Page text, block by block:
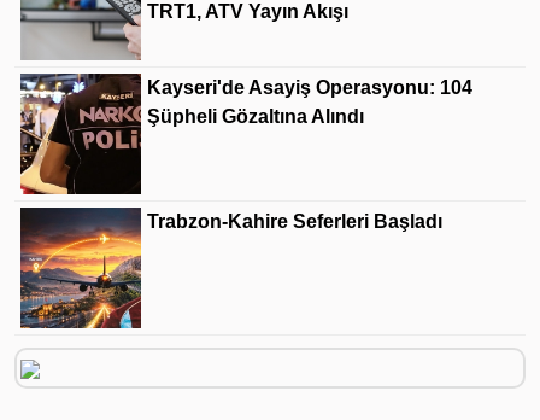
TRT1, ATV Yayın Akışı
Kayseri'de Asayiş Operasyonu: 104
Şüpheli Gözaltına Alındı
Trabzon-Kahire Seferleri Başladı